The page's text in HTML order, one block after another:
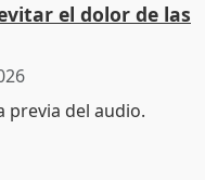
el dolor de las